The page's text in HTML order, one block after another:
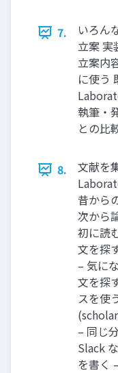
7.
いろん
立案 実
立案内
に使う
執筆・
との比
8.
文献を
昔から
次から
初に読
文を探
– 気に
文を探
スを使
– 同じ
Slack
を書く